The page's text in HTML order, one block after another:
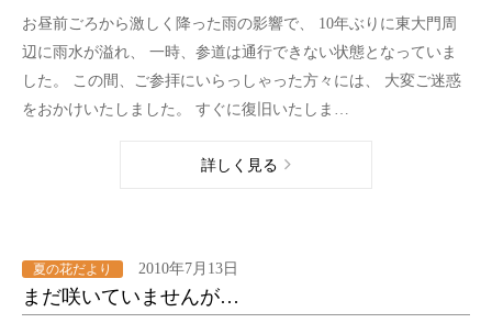
お昼前ごろから激しく降った雨の影響で、 10年ぶりに東大門周
辺に雨水が溢れ、 一時、参道は通行できない状態となっていま
した。 この間、ご参拝にいらっしゃった方々には、 大変ご迷惑
をおかけいたしました。 すぐに復旧いたしま…
詳しく見る
夏の花だより 2010年7月13日
まだ咲いていませんが…